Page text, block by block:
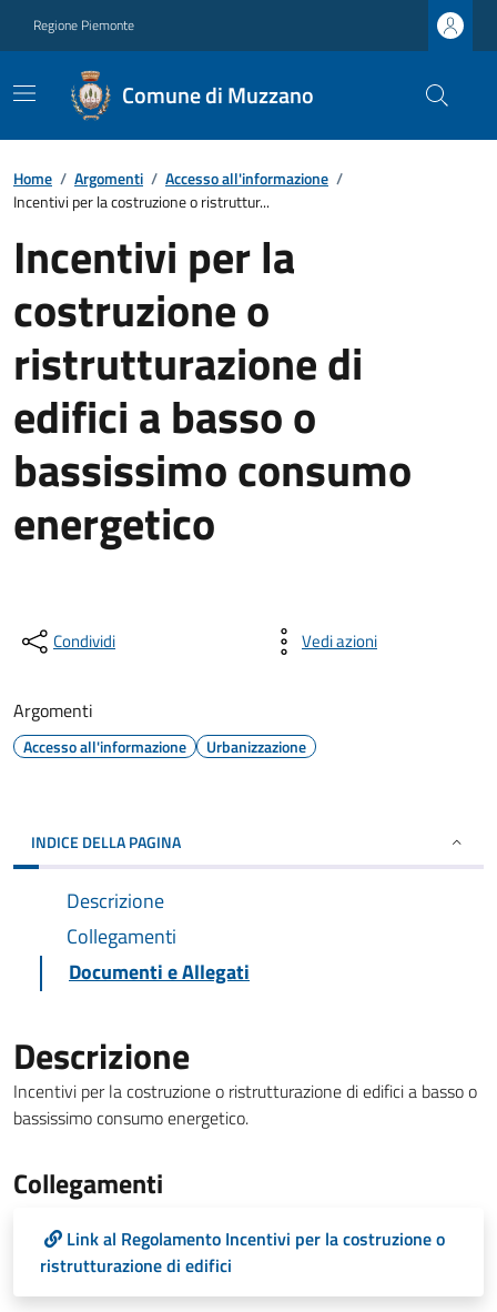
Regione Piemonte
Comune di Muzzano
Home / Argomenti / Accesso all'informazione /
Incentivi per la costruzione o ristruttur...
Incentivi per la
costruzione o
ristrutturazione di
edifici a basso o
bassissimo consumo
energetico
Condividi Vedi azioni
Argomenti
Accesso all'informazione Urbanizzazione
INDICE DELLA PAGINA
Descrizione
Collegamenti
Documenti e Allegati
Descrizione
Incentivi per la costruzione o ristrutturazione di edifici a basso o
bassissimo consumo energetico.
Collegamenti
Link al Regolamento Incentivi per la costruzione o
ristrutturazione di edifici